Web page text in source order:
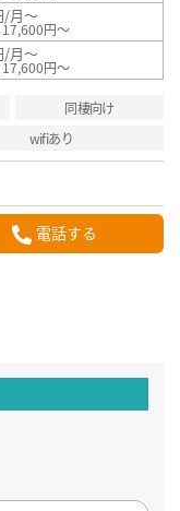
/月～
円～
/月～
円～
同棲向け
wifiあり
電話する